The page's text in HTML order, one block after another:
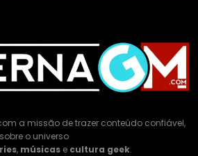
a missão de trazer conteúdo confiável,
o universo
, músicas e cultura geek.